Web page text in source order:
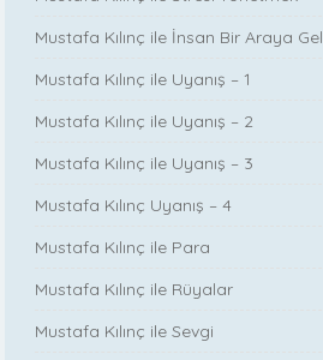
Mustafa Kılınç ile İnsan Bir Araya
Mustafa Kılınç ile Uyanış – 1
Mustafa Kılınç ile Uyanış – 2
Mustafa Kılınç ile Uyanış – 3
Mustafa Kılınç Uyanış – 4
Mustafa Kılınç ile Para
Mustafa Kılınç ile Rüyalar
Mustafa Kılınç ile Sevgi